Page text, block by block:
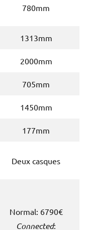
780mm
1313mm
2000mm
705mm
1450mm
177mm
Deux casques
Normal: 6790€
Connected: